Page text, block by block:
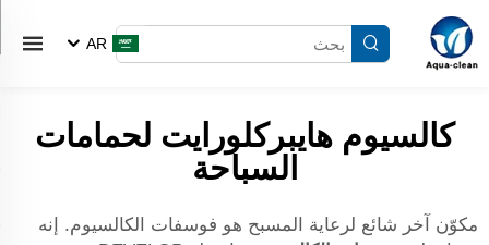
AR
كالسيوم هايبركلورايت لحمامات
السباحة
مكوّن آخر شائع لرعاية المسبح هو فوسفات الكالسيوم. إنه